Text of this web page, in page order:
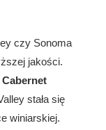
czy Sonoma
jakości.
Cabernet
stała się
winiarskiej.